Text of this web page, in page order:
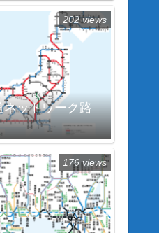
ットワーク路
202 views
176 views